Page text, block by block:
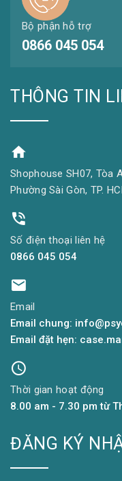
Bộ phận hỗ trợ
0866 045 054
THÔNG TIN
Shophouse SH07, Tòa
Phường Sài Gòn, TP.
Số điện thoại liên hệ
0866 045 054
Email
Email chung:
Email đặt hẹn:
Thời gian hoạt động
8.00 am - 7.30 pm từ
ĐĂNG KÝ